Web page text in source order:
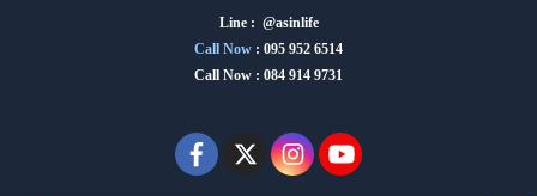
Line : @asinlife
Call Now : 095 952 6514
Call Now : 084 914 9731